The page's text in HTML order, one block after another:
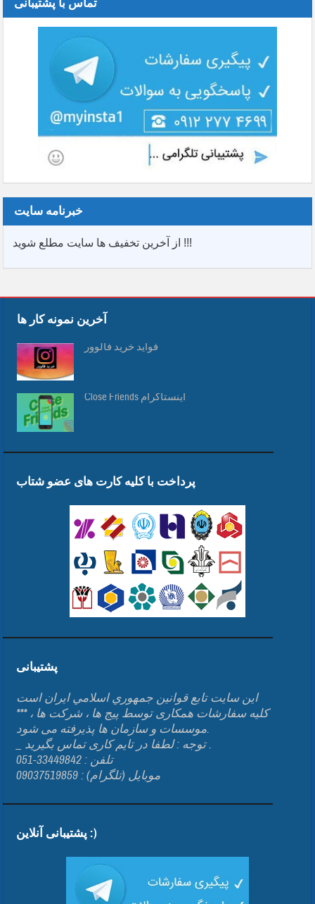
تماس با پشتیبانی
خبرنامه سایت
از آخرین تخفیف ها سایت مطلع شوید !!!
آخرین نمونه کار ها
فواید خرید فالوور
Close Friends اینستاگرام
پرداخت با کلیه کارت های عضو شتاب
پشتیبانی
اين سايت تابع قوانين جمهوري اسلامي ايران است
*** کلیه سفارشات همکاری توسط پیج ها ، شرکت ها ،
موسسات و سازمان ها پذیرفته می شود.
_ توجه : لطفا در تایم کاری تماس بگیرید .
تلفن : 33449842-051
موبایل (تلگرام) : 09037519859
پشتیبانی آنلاین :)